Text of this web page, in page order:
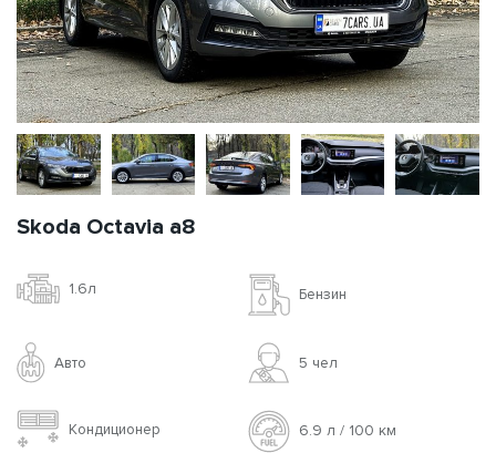
Skoda Octavia a8
1.6л Бензин
Авто 5 чел
Кондиционер 6.9 л / 100 км